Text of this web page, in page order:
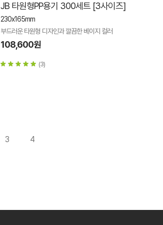
JB 타원형PP용기 300세트 [3사이즈]
230x165mm
부드러운 타원형 디자인과 깔끔한 베이지 컬러
108,600원
(3)
3 4